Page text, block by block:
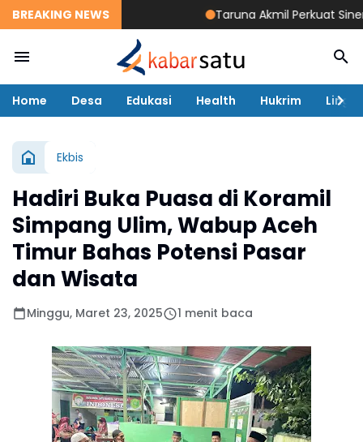
BREAKING NEWS Taruna Akmil Perkuat Sinergi
Home Desa Edukasi Health Hukrim
Ekbis
Hadiri Buka Puasa di Koramil
Simpang Ulim, Wabup Aceh
Timur Bahas Potensi Pasar
dan Wisata
Minggu, Maret 23, 2025 1 menit baca